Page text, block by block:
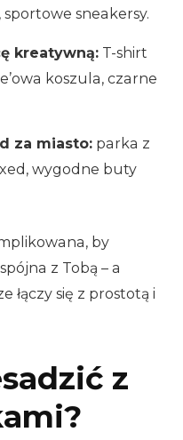
sneakersy.
kreatywną: T-shirt
koszula, czarne
za miasto: parka z
wygodne buty
by
z Tobą – a
łączy się z prostotą i
z